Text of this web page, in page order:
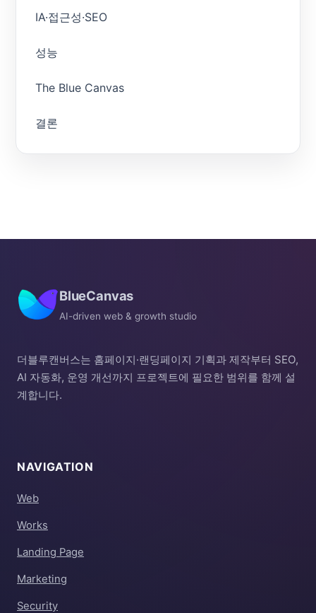
IA·접근성·SEO
성능
The Blue Canvas
결론
BlueCanvas
AI-driven web & growth studio
더블루캔버스는 홈페이지·랜딩페이지 기획과 제작부터 SEO,
AI 자동화, 운영 개선까지 프로젝트에 필요한 범위를 함께 설
계합니다.
NAVIGATION
Web
Works
Landing Page
Marketing
Security